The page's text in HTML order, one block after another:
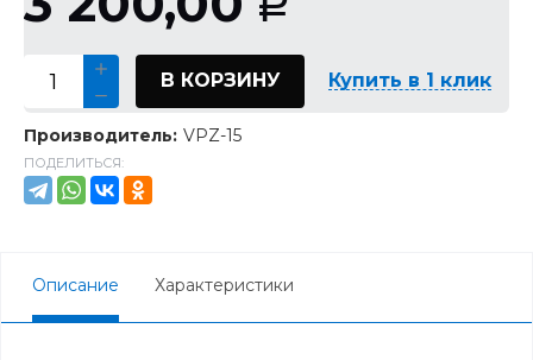
В КОРЗИНУ Купить в 1 клик
Производитель: VPZ-15
ПОДЕЛИТЬСЯ:
Описание Характеристики